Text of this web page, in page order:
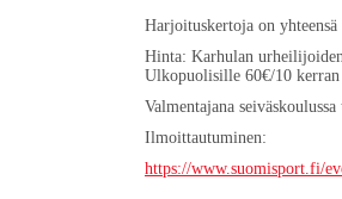
Harjoituskertoja on
Hinta: Karhulan
Ulkopuolisille 60€/10
Valmentajana
Ilmoittautuminen:
https://www.suomisport.fi/